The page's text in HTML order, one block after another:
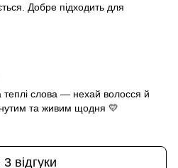
Добре підходить для
слова — нехай волосся й
та живим щодня 💛
відгуки